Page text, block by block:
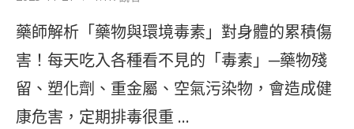
藥師解析「藥物與環境毒素」對身體的累積傷
害！每天吃入各種看不見的「毒素」─藥物殘
留、塑化劑、重金屬、空氣污染物，會造成健
康危害，定期排毒很重 …